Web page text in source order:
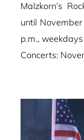
Malzkorn’s
until
p.m.,
Concerts: